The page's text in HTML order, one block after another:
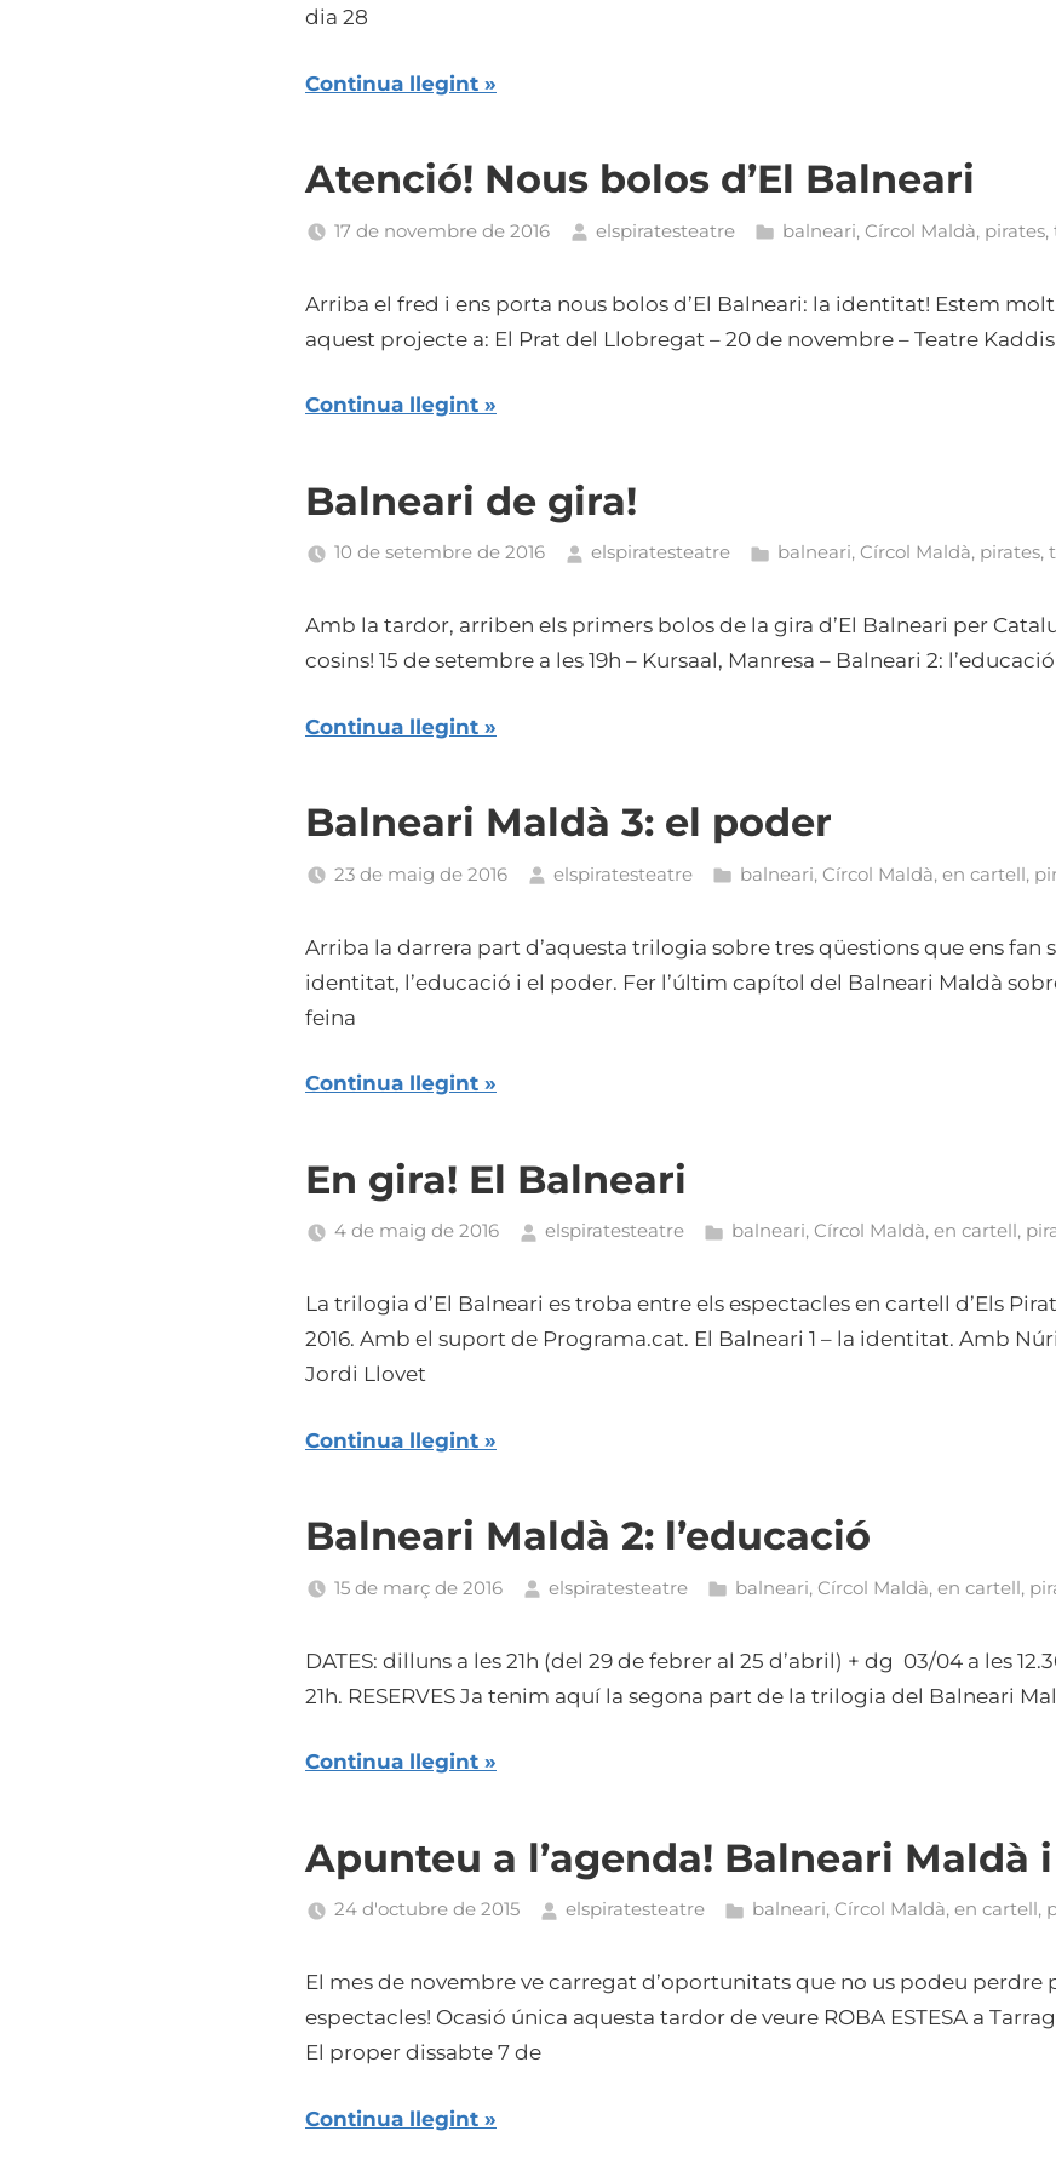
dia 28
Continua llegint
Atenció! Nous bolos d’El Balneari
17 de novembre de 2016 elspiratesteatre balneari, Círcol Maldà, pirates,
Arriba el fred i ens porta nous bolos d’El Balneari: la identitat! Estem
aquest projecte a: El Prat del Llobregat – 20 de novembre – Teatre
Continua llegint
Balneari de gira!
10 de setembre de 2016 elspiratesteatre balneari, Círcol Maldà, pirates,
Amb la tardor, arriben els primers bolos de la gira d’El Balneari per
cosins! 15 de setembre a les 19h – Kursaal, Manresa – Balneari 2:
Continua llegint
Balneari Maldà 3: el poder
23 de maig de 2016 elspiratesteatre balneari, Círcol Maldà, en cartell,
Arriba la darrera part d’aquesta trilogia sobre tres qüestions que ens fan
identitat, l’educació i el poder. Fer l’últim capítol del Balneari Maldà
feina
Continua llegint
En gira! El Balneari
4 de maig de 2016 elspiratesteatre balneari, Círcol Maldà, en cartell,
La trilogia d’El Balneari es troba entre els espectacles en cartell d’Els
2016. Amb el suport de Programa.cat. El Balneari 1 – la identitat. Amb
Jordi Llovet
Continua llegint
Balneari Maldà 2: l’educació
15 de març de 2016 elspiratesteatre balneari, Círcol Maldà, en cartell,
DATES: dilluns a les 21h (del 29 de febrer al 25 d’abril) + dg 03/04 a les
21h. RESERVES Ja tenim aquí la segona part de la trilogia del Balneari
Continua llegint
Apunteu a l’agenda! Balneari Maldà
24 d'octubre de 2015 elspiratesteatre balneari, Círcol Maldà, en cartell,
El mes de novembre ve carregat d’oportunitats que no us podeu perdre
espectacles! Ocasió única aquesta tardor de veure ROBA ESTESA a
El proper dissabte 7 de
Continua llegint